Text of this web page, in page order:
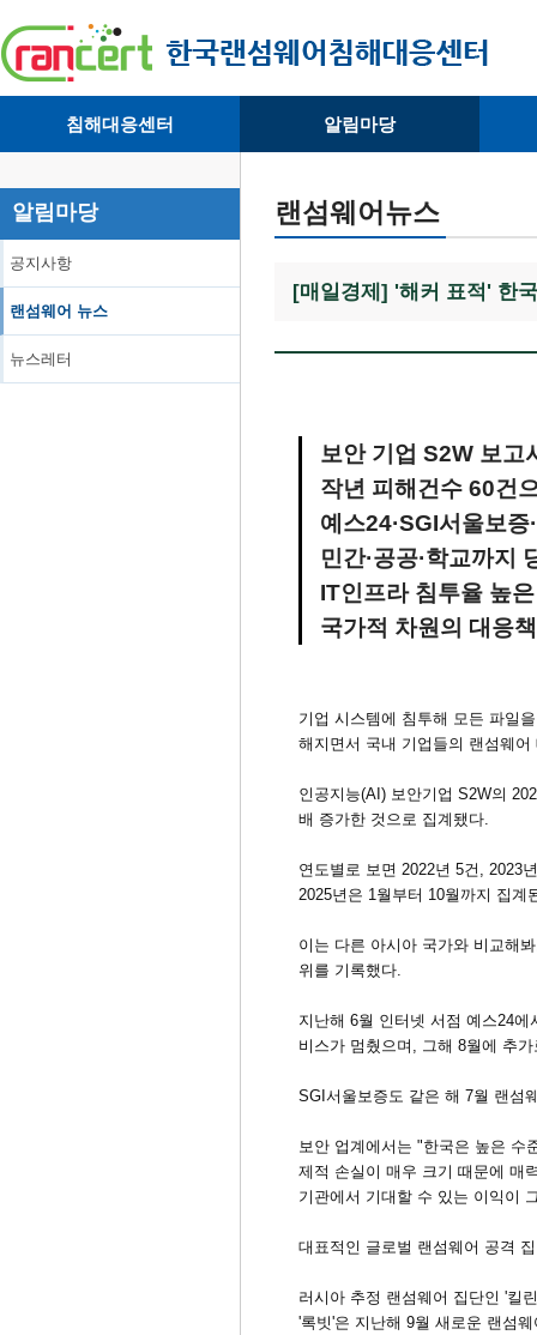
침해대응센터
· 침해피해신고
· 개인정보취급방침
알림마당
· 뉴스레터
알림마당
공지사항
랜섬웨어 뉴스
뉴스레터
랜섬웨어뉴스
[매일경제] '해커 표적' 한
보안 기업 S2W 보고
작년 피해건수 60건
예스24·SGI서울보증
민간·공공·학교까지
IT인프라 침투율 높
국가적 차원의 대응
기업 시스템에 침투해 모든 파일
해지면서 국내 기업들의 랜섬웨
인공지능(AI) 보안기업 S2W의
배 증가한 것으로 집계됐다.
연도별로 보면 2022년 5건, 2023
2025년은 1월부터 10월까지 집
이는 다른 아시아 국가와 비교해
위를 기록했다.
지난해 6월 인터넷 서점 예스24
비스가 멈췄으며, 그해 8월에 추
SGI서울보증도 같은 해 7월 랜섬
보안 업계에서는 "한국은 높은 수
제적 손실이 매우 크기 때문에 매
기관에서 기대할 수 있는 이익이
대표적인 글로벌 랜섬웨어 공격
러시아 추정 랜섬웨어 집단인 '킬
'록빗'은 지난해 9월 새로운 랜섬